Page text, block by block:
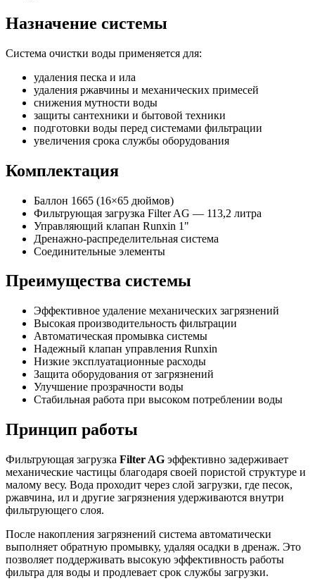
Назначение системы
Система очистки воды применяется для:
удаления песка и ила
удаления ржавчины и механических примесей
снижения мутности воды
защиты сантехники и бытовой техники
подготовки воды перед системами фильтрации
увеличения срока службы оборудования
Комплектация
Баллон 1665 (16×65 дюймов)
Фильтрующая загрузка Filter AG — 113,2 литра
Управляющий клапан Runxin 1"
Дренажно-распределительная система
Соединительные элементы
Преимущества системы
Эффективное удаление механических загрязнений
Высокая производительность фильтрации
Автоматическая промывка системы
Надежный клапан управления Runxin
Низкие эксплуатационные расходы
Защита оборудования от загрязнений
Улучшение прозрачности воды
Стабильная работа при высоком потреблении воды
Принцип работы
Фильтрующая загрузка Filter AG эффективно задерживает
механические частицы благодаря своей пористой структуре и
малому весу. Вода проходит через слой загрузки, где песок,
ржавчина, ил и другие загрязнения удерживаются внутри
фильтрующего слоя.
После накопления загрязнений система автоматически
выполняет обратную промывку, удаляя осадки в дренаж. Это
позволяет поддерживать высокую эффективность работы
фильтра для воды и продлевает срок службы загрузки.